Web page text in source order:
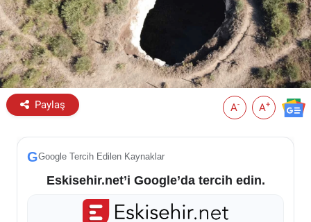
Paylaş A- A+
GGoogle Tercih Edilen Kaynaklar
Eskisehir.net’i Google’da tercih edin.
Eskişehir Hava Durumu
Eskişehir Tramvay Saatleri
Eskişehir Otobüs Saatleri